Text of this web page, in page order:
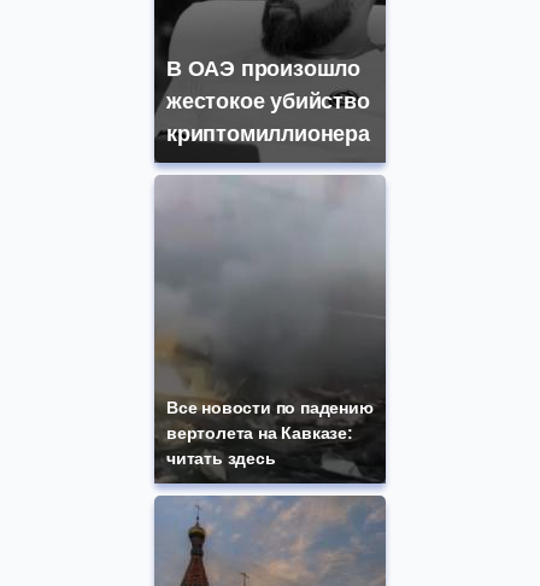
В ОАЭ произошло
жестокое убийство
криптомиллионера
Все новости по падению
вертолета на Кавказе:
читать здесь